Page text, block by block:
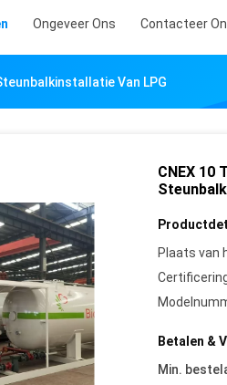
Ongeveer Ons Contacteer
Van LPG
CNEX 10
Plaats van
Betalen &
Min.